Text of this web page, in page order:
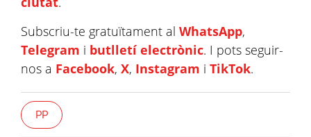
Subscriu-te gratuïtament al WhatsApp,
Telegram i butlletí electrònic. I pots seguir-
nos a Facebook, X, Instagram i TikTok.
PP